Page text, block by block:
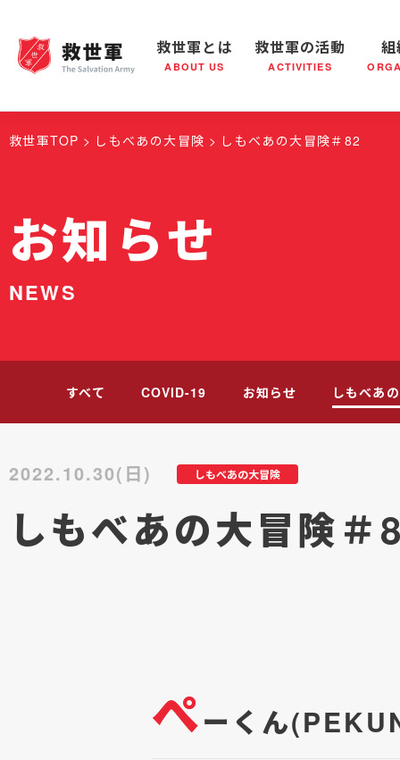
救世軍とは
ABOUT US
救世軍とは 世界が抱えている社会問題 救世軍
救世軍の活動
ACTIVITIES
救世軍の活動 社会鍋
組織概要
救世軍TOP しもべあの大冒険 しもべあの大冒険＃82
お知らせ
NEWS
すべて COVID-19 お知らせ しもべあ
しもべあの大冒険
2022.10.30(日)
しもべあの大冒険＃
ぺーくん